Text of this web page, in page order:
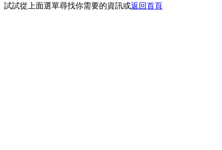
試試從上面選單尋找你需要的資訊或返回首頁